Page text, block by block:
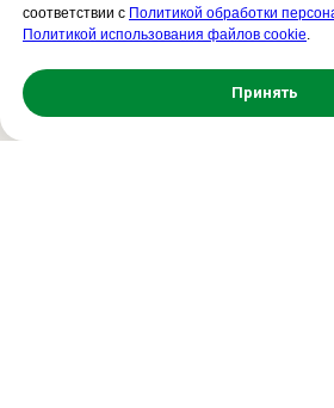
соответствии с Политикой обработки
Политикой использования файлов cookie.
Принять